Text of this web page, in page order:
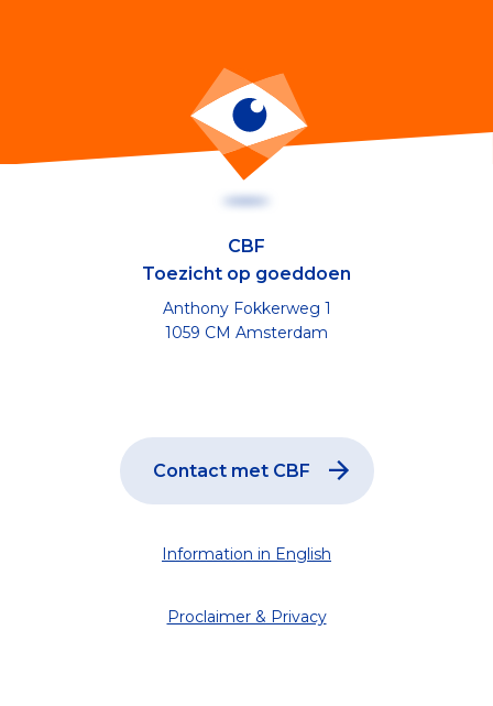
CBF
Toezicht op goeddoen
Anthony Fokkerweg 1
1059 CM Amsterdam
Contact met CBF
Information in English
Proclaimer & Privacy